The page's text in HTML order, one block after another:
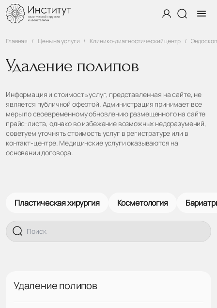
Главная Цены на услуги Клинико-диагностический центр
Удаление полипов
Информация и стоимость услуг, представленная на сайте, не
является публичной офертой. Администрация принимает все
меры по своевременному обновлению размещенного на сайте
прайс-листа, однако во избежание возможных недоразумений,
советуем уточнять стоимость услуг в регистратуре или в
контакт-центре. Медицинские услуги оказываются на
основании договора.
Пластическая хирургия Косметология
Удаление полипов